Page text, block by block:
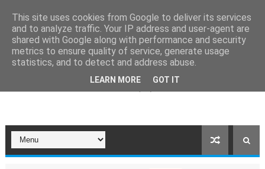
This site uses cookies from Google to deliver its services
and to analyze traffic. Your IP address and user-agent are
shared with Google along with performance and security
metrics to ensure quality of service, generate usage
statistics, and to detect and address abuse.
LEARN MORE GOT IT